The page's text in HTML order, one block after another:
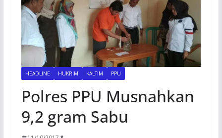
HEADLINE HUKRIM KALTIM PPU
Polres PPU Musnahkan
9,2 gram Sabu